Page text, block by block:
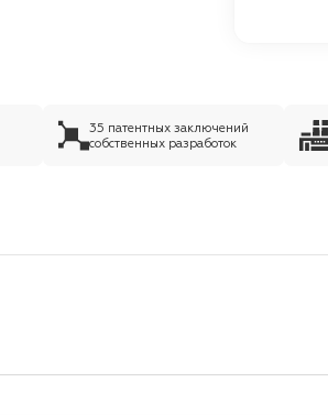
35 патентных заключений
собственных разработок